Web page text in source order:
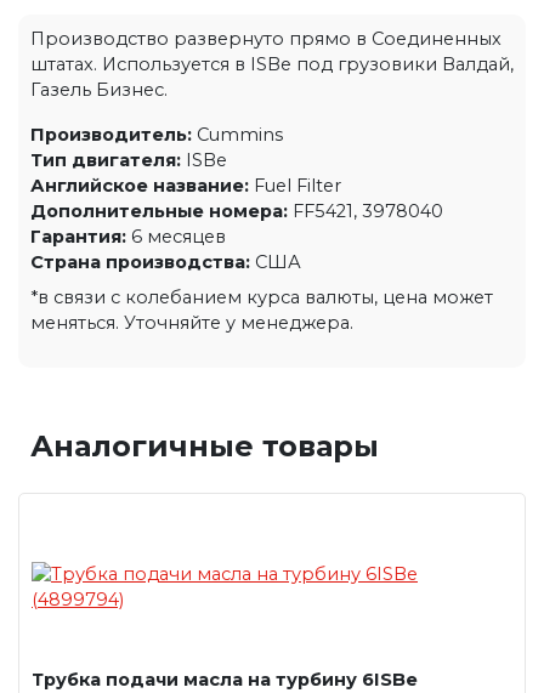
Производство развернуто прямо в Соединенных
штатах. Используется в ISBe под грузовики Валдай,
Газель Бизнес.
Производитель: Cummins
Тип двигателя: ISBe
Английское название: Fuel Filter
Дополнительные номера: FF5421, 3978040
Гарантия: 6 месяцев
Страна производства: США
*в связи с колебанием курса валюты, цена может
меняться. Уточняйте у менеджера.
Аналогичные товары
Трубка подачи масла на турбину 6ISBe